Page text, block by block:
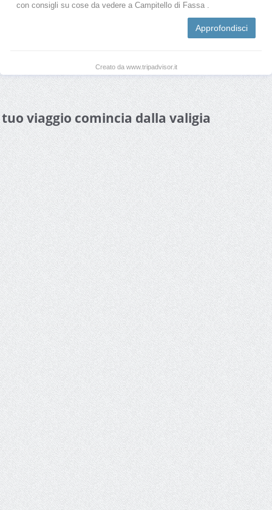
con consigli su cose da vedere a Campitello di Fassa .
Approfondisci
Creato da www.tripadvisor.it
viaggio comincia dalla valigia